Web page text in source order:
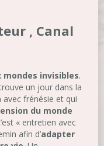
, Canal
invisibles.
un jour dans la
avec frénésie et qui
du monde
« entretien avec
afin d’adapter